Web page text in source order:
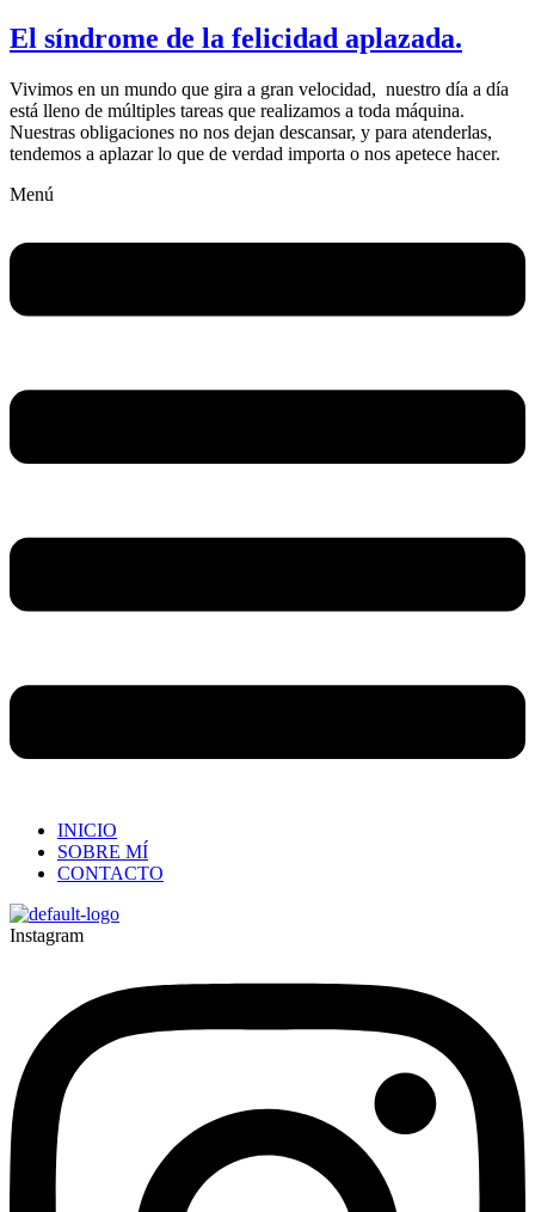
El síndrome de la felicidad aplazada.
Vivimos en un mundo que gira a gran velocidad, nuestro día a día
está lleno de múltiples tareas que realizamos a toda máquina.
Nuestras obligaciones no nos dejan descansar, y para atenderlas,
tendemos a aplazar lo que de verdad importa o nos apetece hacer.
Menú
INICIO
SOBRE MÍ
CONTACTO
Instagram